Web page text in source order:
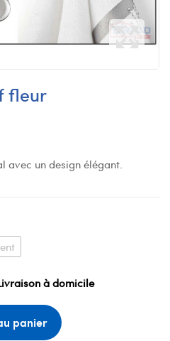
fleur
un design élégant.
à domicile
panier